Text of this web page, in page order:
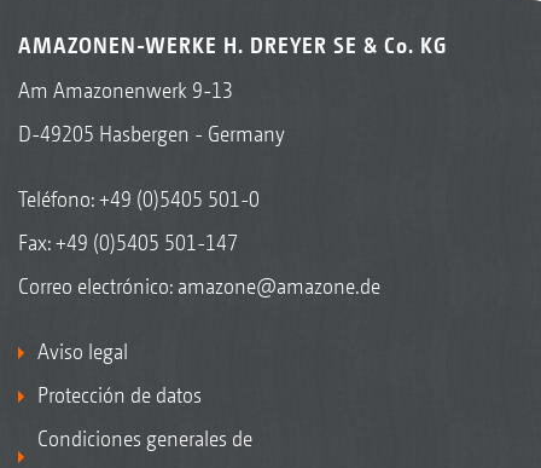
AMAZONEN-WERKE H. DREYER SE & Co. KG
Am Amazonenwerk 9-13
D-49205 Hasbergen - Germany
Teléfono:+49 (0)5405 501-0
Fax: +49 (0)5405 501-147
Correo electrónico: amazone@amazone.de
Aviso legal
Protección de datos
Condiciones generales de